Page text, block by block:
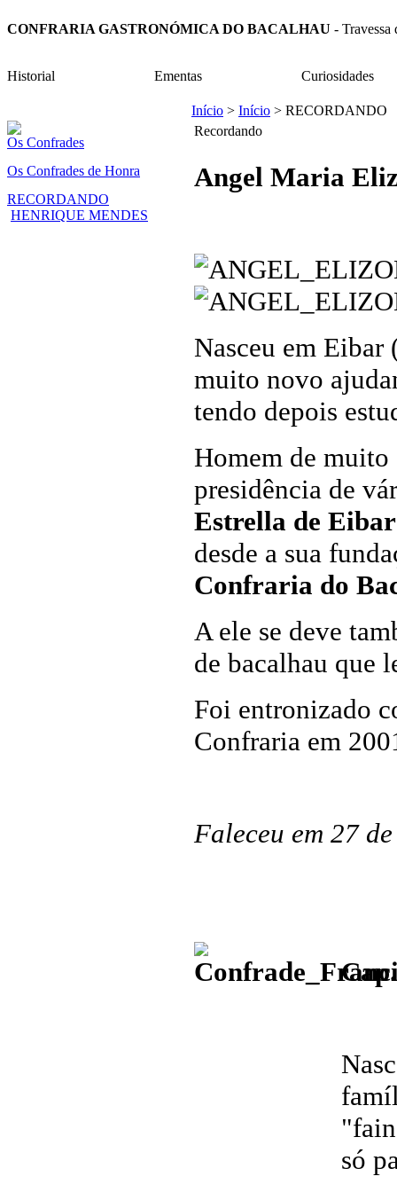
CONFRARIA GASTRONÓMICA DO BACALHAU -
Historial Ementas Curiosidades
Início > Início > RECORDANDO
Recordando
Angel Maria
Nasceu em Eibar
muito novo
tendo depois
Homem de muito
presidência de
Estrella de Eibar
desde a sua
Confraria do
A ele se deve
de bacalhau que
Foi entronizado
Confraria em
Faleceu em 27
só
Os Confrades
Os Confrades de Honra
RECORDANDO
HENRIQUE MENDES